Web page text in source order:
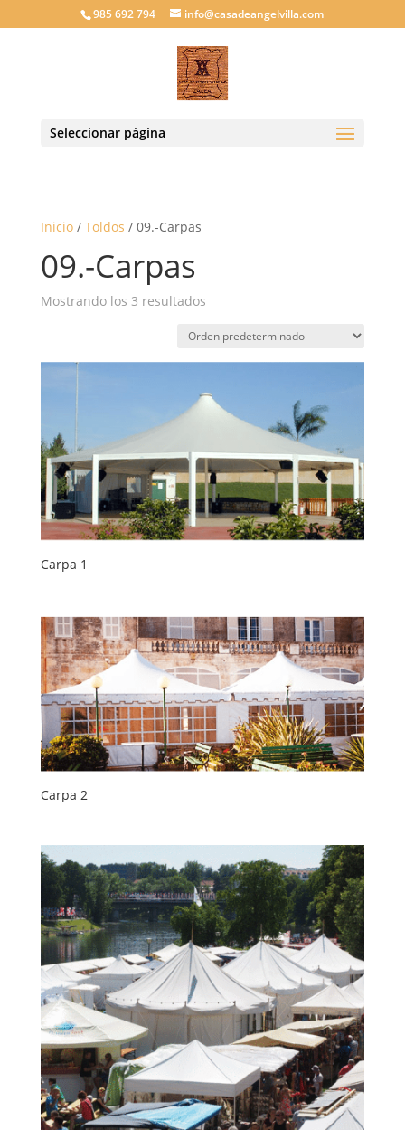
985 692 794 info@casadeangelvilla.com
Seleccionar página
Inicio/ Toldos / 09.-Carpas
09.-Carpas
Mostrando los 3 resultados
Carpa 1
Carpa 2